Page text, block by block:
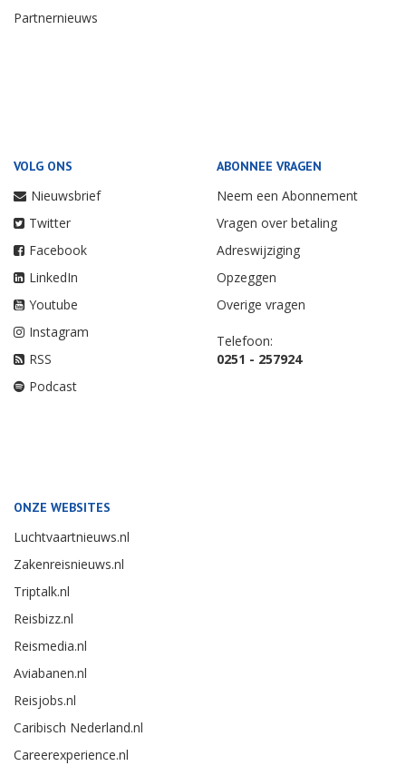
Partnernieuws
VOLG ONS
Nieuwsbrief
Twitter
Facebook
LinkedIn
Youtube
Instagram
RSS
Podcast
ABONNEE VRAGEN
Neem een Abonnement
Vragen over betaling
Adreswijziging
Opzeggen
Overige vragen
Telefoon:
0251 - 257924
ONZE WEBSITES
Luchtvaartnieuws.nl
Zakenreisnieuws.nl
Triptalk.nl
Reisbizz.nl
Reismedia.nl
Aviabanen.nl
Reisjobs.nl
Caribisch Nederland.nl
Careerexperience.nl